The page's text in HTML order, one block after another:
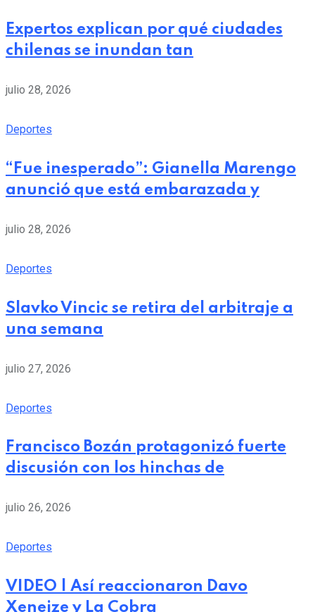
Expertos explican por qué ciudades
chilenas se inundan tan
julio 28, 2026
Deportes
“Fue inesperado”: Gianella Marengo
anunció que está embarazada y
julio 28, 2026
Deportes
Slavko Vincic se retira del arbitraje a
una semana
julio 27, 2026
Deportes
Francisco Bozán protagonizó fuerte
discusión con los hinchas de
julio 26, 2026
Deportes
VIDEO | Así reaccionaron Davo
Xeneize y La Cobra